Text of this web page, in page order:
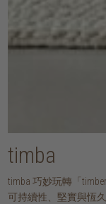
timba
timba 巧妙玩轉「
可持續性、堅實與恆久